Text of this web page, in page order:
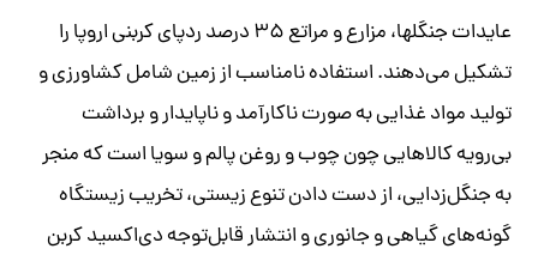
عایدات جنگلها، مزارع و مراتع ۳۵ درصد ردپای کربنی اروپا را
تشکیل می‌دهند. استفاده نامناسب از زمین شامل کشاورزی و
تولید مواد غذایی به صورت ناکارآمد و ناپایدار و برداشت
بی‌رویه کالاهایی چون چوب و روغن پالم و سویا است که منجر
به جنگل‌زدایی، از دست دادن تنوع زیستی، تخریب زیستگاه
گونه‌های گیاهی و جانوری و انتشار قابل‌توجه دی‌اکسید کربن